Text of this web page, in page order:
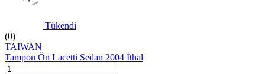
Tükendi
(0)
TAIWAN
Tampon Ön Lacetti Sedan 2004 İthal